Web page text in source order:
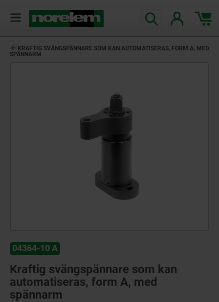
KRAFTIG SVÄNGSPÄNNARE SOM KAN AUTOMATISERAS, FORM A, MED
SPÄNNARM
04364-10 A
Kraftig svängspännare som kan
automatiseras, form A, med
spännarm